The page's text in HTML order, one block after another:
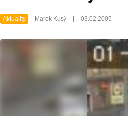
Aktuality Marek Kusý 03.02.2005